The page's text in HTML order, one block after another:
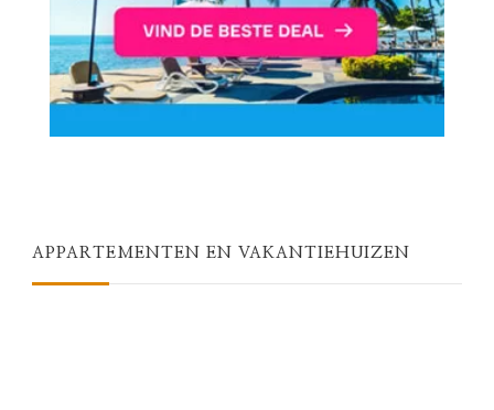
APPARTEMENTEN EN VAKANTIEHUIZEN